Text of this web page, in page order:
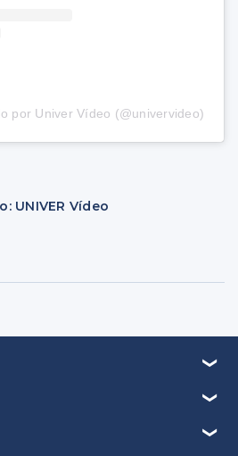
por Univer Vídeo (@univervideo)
UNIVER Vídeo